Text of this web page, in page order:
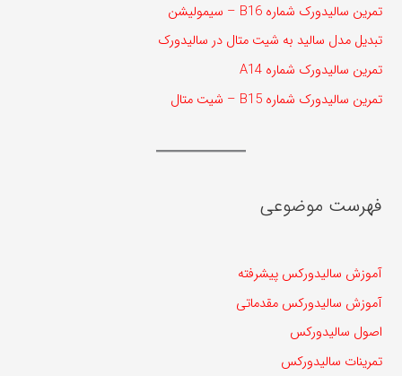
تمرین سالیدورک شماره B16 – سیمولیشن
تبدیل مدل سالید به شیت متال در سالیدورک
تمرین سالیدورک شماره A14
تمرین سالیدورک شماره B15 – شیت متال
فهرست موضوعی
آموزش سالیدورکس پیشرفته
آموزش سالیدورکس مقدماتی
اصول سالیدورکس
تمرینات سالیدورکس